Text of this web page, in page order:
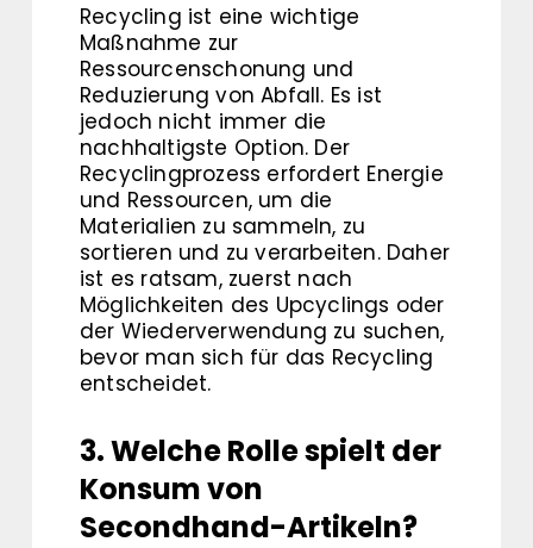
Recycling ist eine wichtige
Maßnahme zur
Ressourcenschonung und
Reduzierung von Abfall. Es ist
jedoch nicht immer die
nachhaltigste Option. Der
Recyclingprozess erfordert Energie
und Ressourcen, um die
Materialien zu sammeln, zu
sortieren und zu verarbeiten. Daher
ist es ratsam, zuerst nach
Möglichkeiten des Upcyclings oder
der Wiederverwendung zu suchen,
bevor man sich für das Recycling
entscheidet.
3. Welche Rolle spielt der
Konsum von
Secondhand-Artikeln?